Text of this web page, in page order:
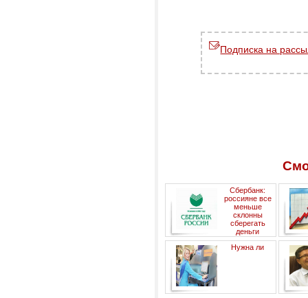
Подписка на
Сбербанк:
россияне все
меньше
склонны
сберегать
деньги
Нужна ли